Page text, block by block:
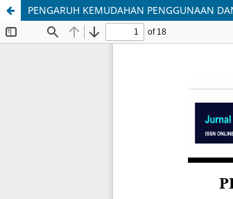
PENGARUH KEMUDAHAN PENGGUNAAN